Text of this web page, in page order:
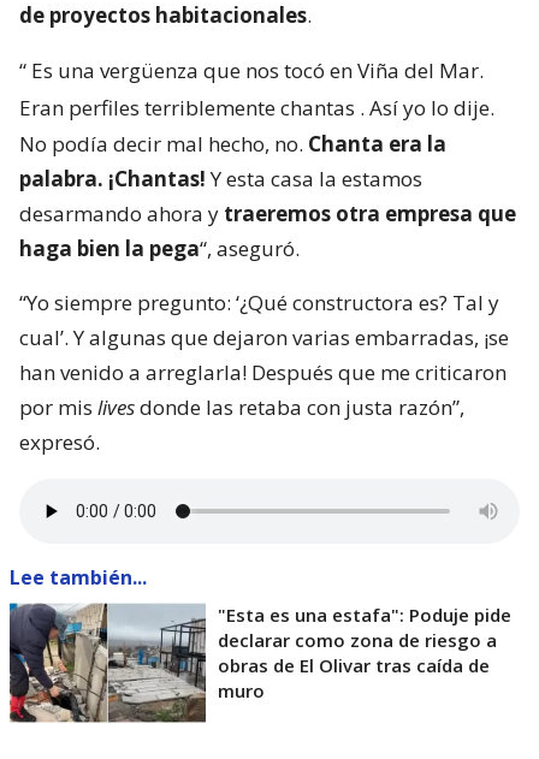
de proyectos habitacionales.
“ Es una vergüenza que nos tocó en Viña del Mar.
Eran perfiles terriblemente chantas . Así yo lo dije.
No podía decir mal hecho, no. Chanta era la
palabra. ¡Chantas!Y esta casa la estamos
desarmando ahora y traeremos otra empresa que
haga bien la pega“, aseguró.
“Yo siempre pregunto: ‘¿Qué constructora es? Tal y
cual’. Y algunas que dejaron varias embarradas, ¡se
han venido a arreglarla! Después que me criticaron
por mis livesdonde las retaba con justa razón”,
expresó.
Lee también...
"Esta es una estafa": Poduje pide
declarar como zona de riesgo a
obras de El Olivar tras caída de
muro